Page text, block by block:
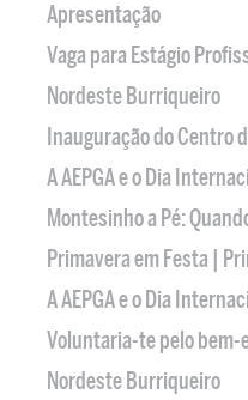
Apresentação
Vaga para Estágio
Nordeste Burriqueiro
Inauguração do Centro
A AEPGA e o Dia
Montesinho a Pé:
Primavera em Festa |
A AEPGA e o Dia
Voluntaria-te pelo bem-
Nordeste Burriqueiro